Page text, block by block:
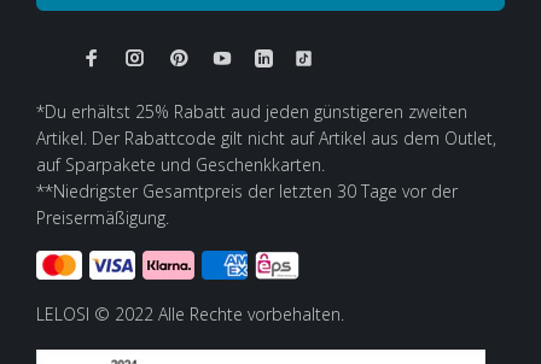
*Du erhältst 25% Rabatt aud jeden günstigeren zweiten
Artikel. Der Rabattcode gilt nicht auf Artikel aus dem Outlet,
auf Sparpakete und Geschenkkarten.
**Niedrigster Gesamtpreis der letzten 30 Tage vor der
Preisermäßigung.
LELOSI © 2022 Alle Rechte vorbehalten.